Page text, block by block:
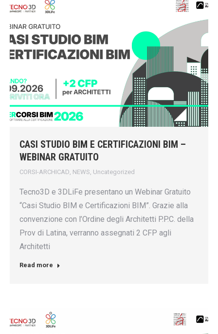
CASI STUDIO BIM E CERTIFICAZIONI BIM –
WEBINAR GRATUITO
CORSI-ARCHICAD NEWS Uncategorized
Tecno3D e 3DLiFe presentano un Webinar Gratuito
“Casi Studio BIM e Certificazioni BIM”. Grazie alla
convenzione con l’Ordine degli Architetti P.P.C. della
Prov di Latina, verranno assegnati 2 CFP agli
Architetti
Read more